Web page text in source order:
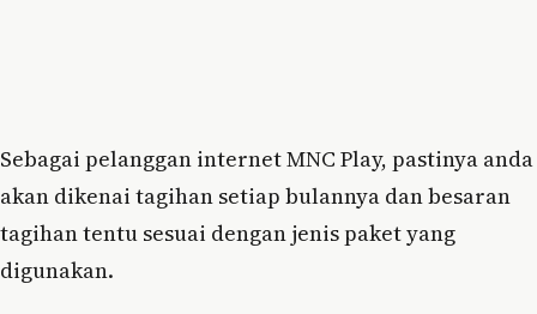
Sebagai pelanggan internet MNC Play, pastinya anda
akan dikenai tagihan setiap bulannya dan besaran
tagihan tentu sesuai dengan jenis paket yang
digunakan.